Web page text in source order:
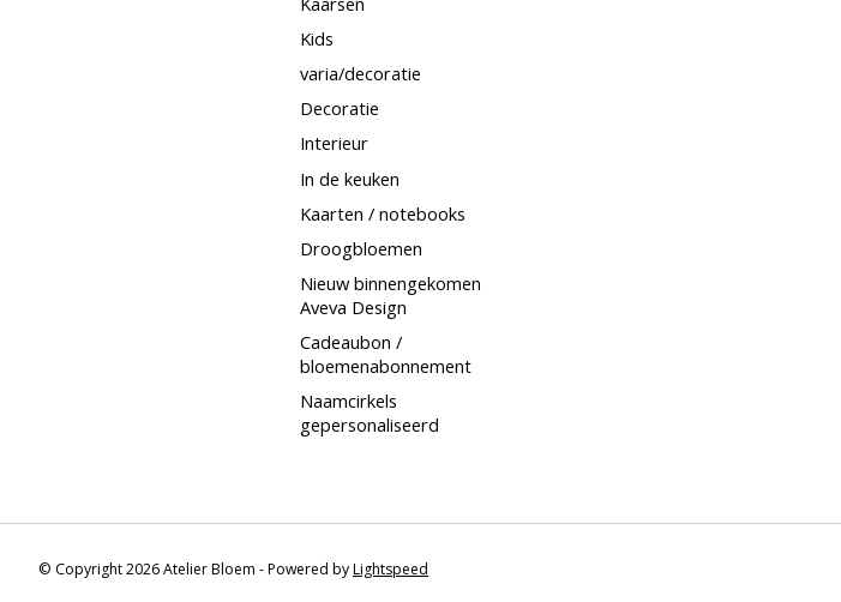
Kids
varia/decoratie
Decoratie
Interieur
In de keuken
Kaarten / notebooks
Droogbloemen
Nieuw binnengekomen
Aveva Design
Cadeaubon /
bloemenabonnement
Naamcirkels
gepersonaliseerd
© Copyright 2026 Atelier Bloem - Powered byLightspeed